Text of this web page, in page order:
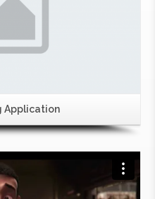
Application